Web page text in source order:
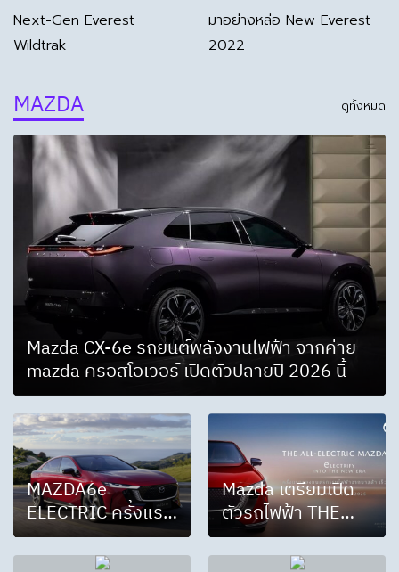
Next-Gen Everest
Wildtrak
มาอย่างหล่อ New Everest
2022
MAZDA ดูทั้งหมด
Mazda CX-6e รถยนต์พลังงานไฟฟ้า จากค่าย
mazda ครอสโอเวอร์ เปิดตัวปลายปี 2026 นี้
MAZDA6e
ELECTRIC ครั้งแรก
ของยนตรกรรม
ไฟฟ้าจากมาสด้า ที่
Mazda เตรียมเปิด
ตัวรถไฟฟ้า THE
ALL ELECTRIC
MAZDA 6e